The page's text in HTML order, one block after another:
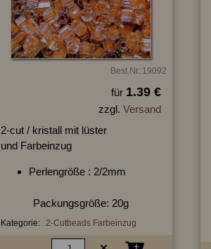
Best.Nr.:19092
für 1.39 €
zzgl. Versand
2-cut / kristall mit lüster
und Farbeinzug
Perlengröße : 2/2mm
Packungsgröße: 20g
Kategorie: 2-Cutbeads Farbeinzug